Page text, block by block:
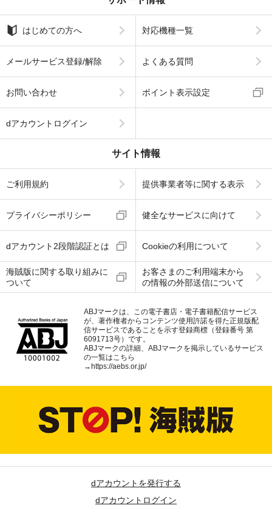
はじめての方へ 対応機種一覧
メールサービス登録/解除 よくある質問
お問い合わせ ポイント表示設定
dアカウントログイン
サイト情報
ご利用規約 提供事業者等に関する表示
プライバシーポリシー 健全なサービスに向けて
dアカウント2段階認証とは Cookieの利用について
海賊版に関する取り組みに
ついて
お客さまのご利用端末から
の情報の外部送信について
ABJマークは、この電子書店・電子書籍配信サービス
が、著作権者からコンテンツ使用許諾を得た正規版配
信サービスであることを示す登録商標（登録番号 第
6091713号）です。
ABJマークの詳細、ABJマークを掲示しているサービス
の一覧はこちら
→ https://aebs.or.jp/
dアカウントを発行する
dアカウントログイン